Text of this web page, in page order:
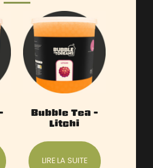
Bubble Tea –
Litchi
LIRE LA SUITE